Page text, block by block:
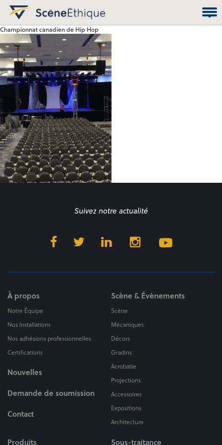
Championnat canadien de Hip Hop
Suivez notre actualité
À propos
Notre Équipe
Nos Installations
Nos adhésions professionnelles
Certifications
Nouvelles
Demande de soumission
Contact
Scène & Évènements
Scène
Mécaniques
Décors
Gradins
Acrobatie
Projections
Accessoires
Expositions
Architecture
Produits Sous-traitance